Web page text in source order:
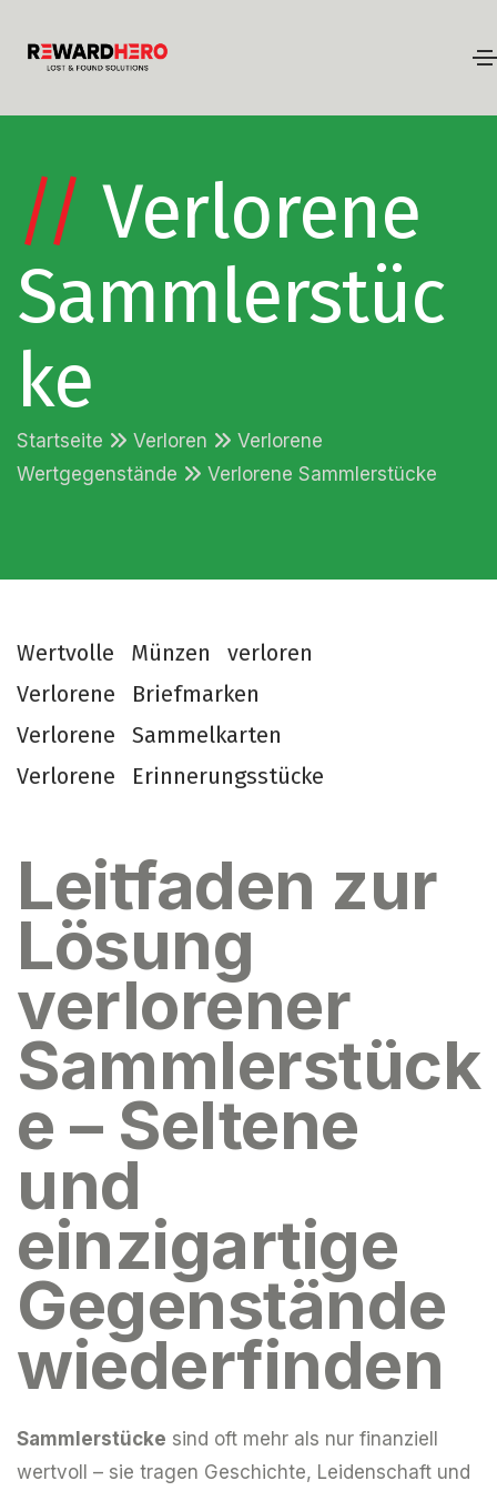
// Verlorene
Sammlerstüc
ke
Startseite Verloren
Verlorene
Wertgegenstände
Verlorene Sammlerstücke
Wertvolle Münzen verloren
Verlorene Briefmarken
Verlorene Sammelkarten
Verlorene Erinnerungsstücke
Leitfaden zur
Lösung
verlorener
Sammlerstück
e – Seltene
und
einzigartige
Gegenstände
wiederfinden
Sammlerstücke sind oft mehr als nur finanziell
wertvoll – sie tragen Geschichte, Leidenschaft und